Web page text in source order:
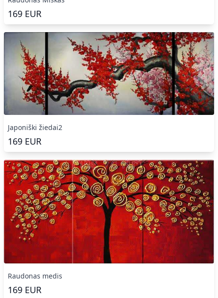
169 EUR
Japoniški žiedai2
169 EUR
Raudonas medis
169 EUR